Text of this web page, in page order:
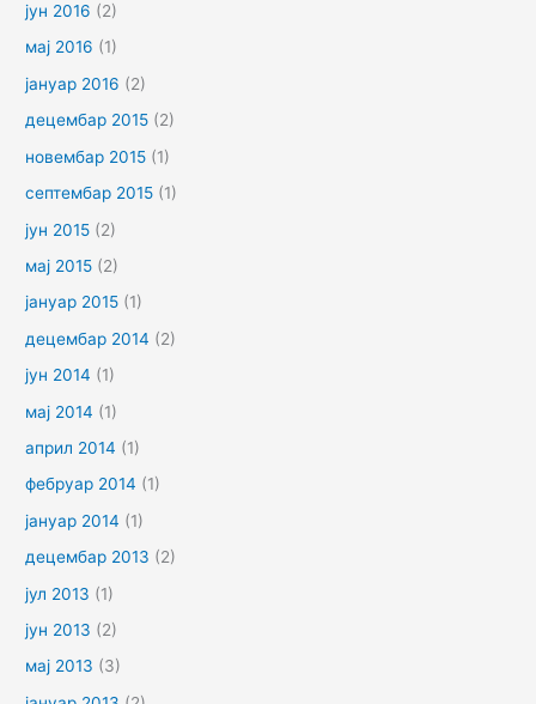
јун 2016 (2)
мај 2016 (1)
јануар 2016 (2)
децембар 2015 (2)
новембар 2015 (1)
септембар 2015 (1)
јун 2015 (2)
мај 2015 (2)
јануар 2015 (1)
децембар 2014 (2)
јун 2014 (1)
мај 2014 (1)
април 2014 (1)
фебруар 2014 (1)
јануар 2014 (1)
децембар 2013 (2)
јул 2013 (1)
јун 2013 (2)
мај 2013 (3)